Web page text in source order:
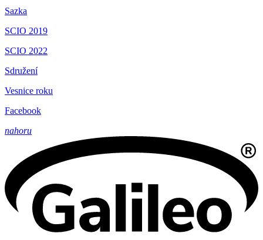
Sazka
SCIO 2019
SCIO 2022
Sdružení
Vesnice roku
Facebook
nahoru